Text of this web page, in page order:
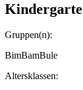
Gruppen(n):
BimBamBule
Altersklassen: